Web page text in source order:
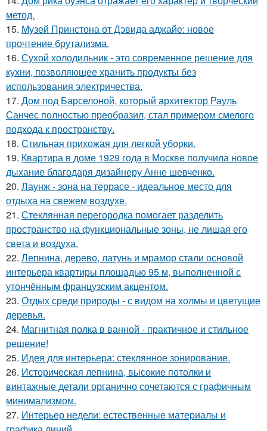
метод.
15. Музей Принстона от Дэвида аджайе: новое
прочтение брутализма.
16. Сухой холодильник - это современное решение для
кухни, позволяющее хранить продукты без
использования электричества.
17. Дом под Барселоной, который архитектор Рауль
Санчес полностью преобразил, стал примером смелого
подхода к пространству.
18. Стильная прихожая для легкой уборки.
19. Квартира в доме 1929 года в Москве получила новое
дыхание благодаря дизайнеру Анне шевченко.
20. Лаунж - зона на террасе - идеальное место для
отдыха на свежем воздухе.
21. Стеклянная перегородка помогает разделить
пространство на функциональные зоны, не лишая его
света и воздуха.
22. Лепнина, дерево, латунь и мрамор стали основой
интерьера квартиры площадью 95 м, выполненной с
утончённым французским акцентом.
23. Отдых среди природы - с видом на холмы и цветущие
деревья.
24. Магнитная полка в ванной - практичное и стильное
решение!
25. Идея для интерьера: стеклянное зонирование.
26. Историческая лепнина, высокие потолки и
винтажные детали органично сочетаются с графичным
минимализмом.
27. Интерьер недели: естественные материалы и